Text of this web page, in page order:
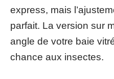
express, mais
parfait. La version sur
angle de votre baie
chance aux insectes.